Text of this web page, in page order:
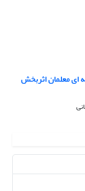
ای معلمان اثربخش